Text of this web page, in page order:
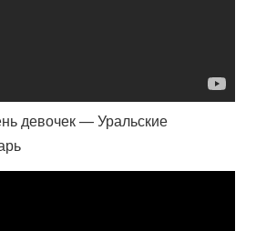
девочек — Уральские